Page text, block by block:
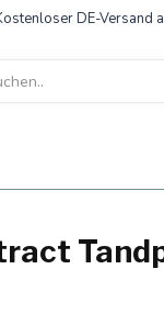
DE-Versand